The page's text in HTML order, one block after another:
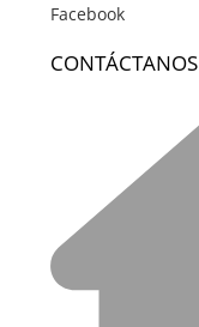
Facebook
CONTÁCTANOS